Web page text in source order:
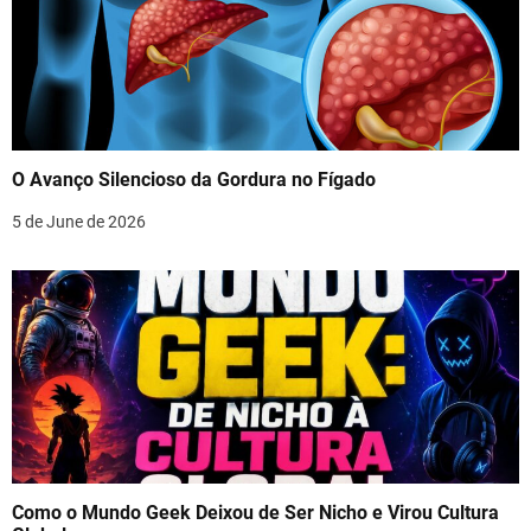
O Avanço Silencioso da Gordura no Fígado
5 de June de 2026
Como o Mundo Geek Deixou de Ser Nicho e Virou Cultura